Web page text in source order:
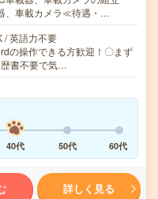
、車載カメラ≪待遇・…
/ 英語力不要
操作できる方歓迎！〇まず
書不要で気…
40代 50代 60代
詳しく見る